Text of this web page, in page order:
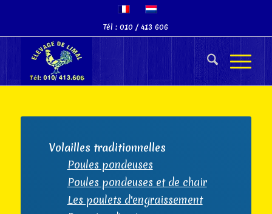
Tél : 010 / 413 606
Volailles traditionnelles
Poules pondeuses
Poules pondeuses et de chair
Les poulets d'engraissement